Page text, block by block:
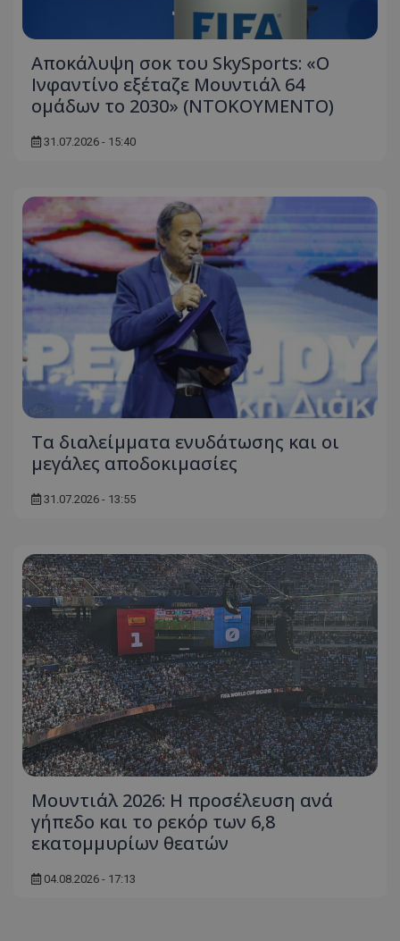
Αποκάλυψη σοκ του SkySports: «O
Ινφαντίνο εξέταζε Μουντιάλ 64
ομάδων το 2030» (ΝΤΟΚΟΥΜΕΝΤΟ)
31.07.2026 - 15:40
Τα διαλείμματα ενυδάτωσης και οι
μεγάλες αποδοκιμασίες
31.07.2026 - 13:55
Μουντιάλ 2026: Η προσέλευση ανά
γήπεδο και το ρεκόρ των 6,8
εκατομμυρίων θεατών
04.08.2026 - 17:13